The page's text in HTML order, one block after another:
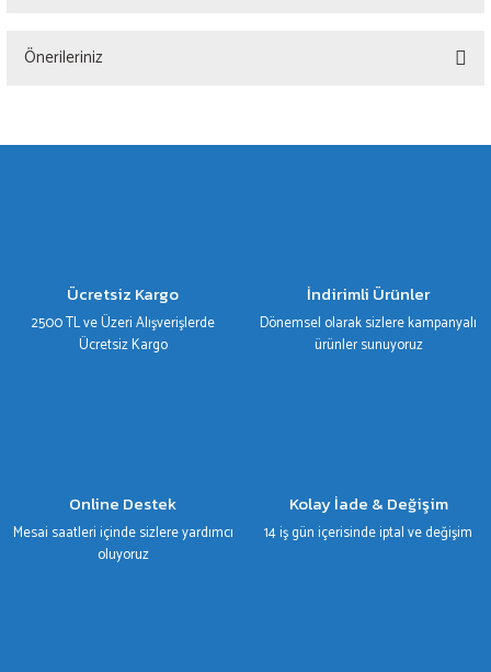
Önerileriniz
gördüğünüz noktaları öneri formunu kullanarak tarafımıza iletebilirsiniz.
Ürün fiyatı diğer sitelerden daha pahalı.
Bu ürüne benzer farklı alternatifler olmalı.
Ücretsiz Kargo
2500 TL ve Üzeri Alışverişlerde
Ücretsiz Kargo
İndirimli Ürünler
Dönemsel olarak sizlere kampanyalı
ürünler sunuyoruz
Online Destek
Mesai saatleri içinde sizlere yardımcı
oluyoruz
Kolay İade & Değişim
14 iş gün içerisinde iptal ve değişim